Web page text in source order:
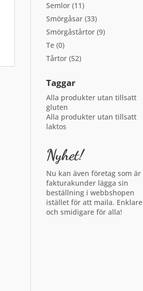
Semlor (11)
Smörgåsar (33)
Smörgåstårtor (9)
Te (0)
Tårtor (52)
Taggar
Alla produkter utan tillsatt
gluten
Alla produkter utan tillsatt
laktos
Nyhet!
Nu kan även företag som är
fakturakunder lägga sin
beställning i webbshopen
istället för att maila. Enklare
och smidigare för alla!